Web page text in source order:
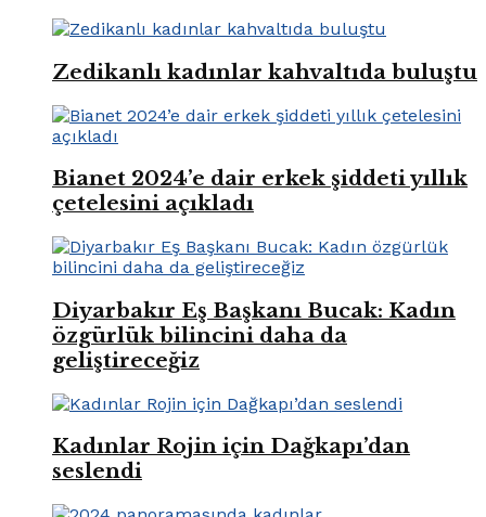
Zedikanlı kadınlar kahvaltıda buluştu
Bianet 2024’e dair erkek şiddeti yıllık
çetelesini açıkladı
Diyarbakır Eş Başkanı Bucak: Kadın
özgürlük bilincini daha da
geliştireceğiz
Kadınlar Rojin için Dağkapı’dan
seslendi